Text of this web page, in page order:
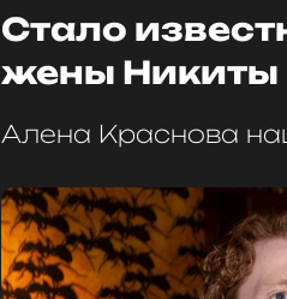
Стало
жены Никиты
Алена Краснова